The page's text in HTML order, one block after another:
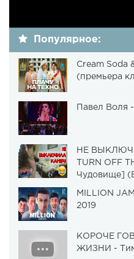
Популярное:
Cream Soda
(премьера
Павел Воля
НЕ
TURN OFF
Чудовище]
MILLION
2019
КОРОЧЕ
ЖИЗНИ -